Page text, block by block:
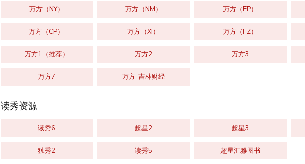
万方（NY） 万方（NM） 万方（EP）
万方（CP） 万方（XI） 万方（FZ）
万方1（推荐） 万方2 万方3
万方7 万方-吉林财经
读秀资源
读秀6 超星2 超星3
独秀2 读秀5 超星汇雅图书